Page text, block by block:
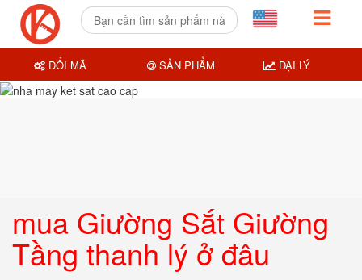
mua Giường Sắt Giường
Tầng thanh lý ở đâu
ĐỔI MÃ SẢN PHẨM ĐẠI LÝ